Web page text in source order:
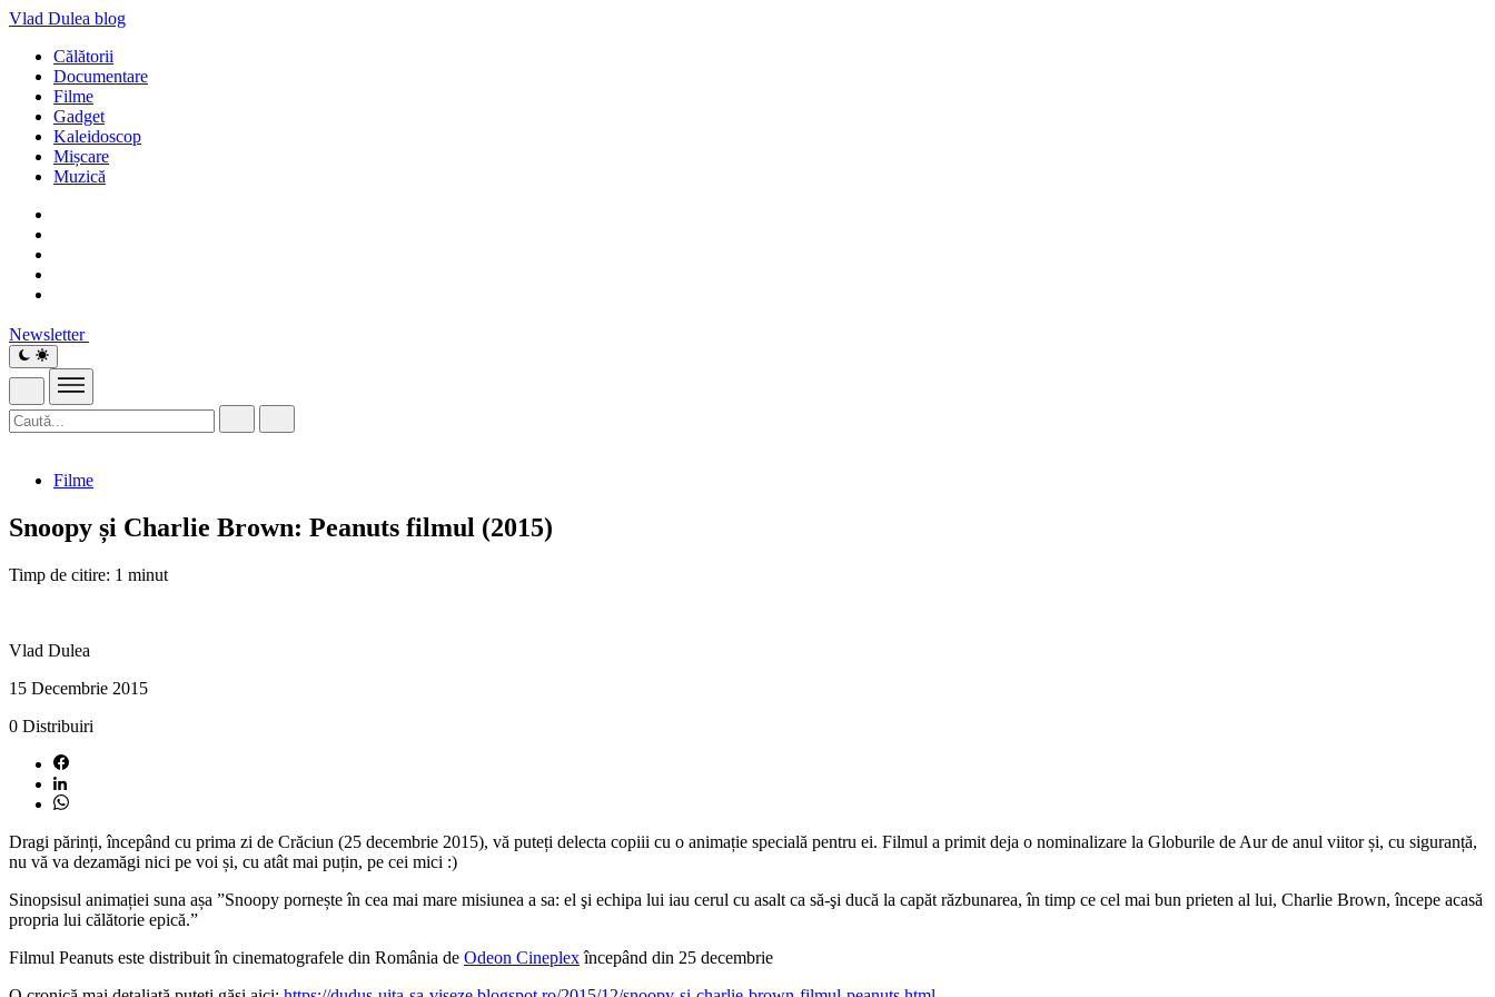
Vlad Dulea blog
Călătorii
Documentare
Filme
Gadget
Kaleidoscop
Mișcare
Muzică
Newsletter
Filme
Snoopy și Charlie Brown: Peanuts filmul (2015)
Timp de citire: 1 minut
Vlad Dulea
15 Decembrie 2015
0 Distribuiri
Dragi părinți, începând cu prima zi de Crăciun (25 decembrie 2015), vă puteți delecta copiii cu o animație specială pentru ei. Filmul a primit deja o nominalizare la Globurile de Aur de anul viitor și, cu siguranță,
nu vă va dezamăgi nici pe voi și, cu atât mai puțin, pe cei mici :)
Sinopsisul animației suna așa ”Snoopy pornește în cea mai mare misiunea a sa: el şi echipa lui iau cerul cu asalt ca să-şi ducă la capăt răzbunarea, în timp ce cel mai bun prieten al lui, Charlie Brown, începe acasă
propria lui călătorie epică.”
Filmul Peanuts este distribuit în cinematografele din România de Odeon Cineplexîncepând din 25 decembrie